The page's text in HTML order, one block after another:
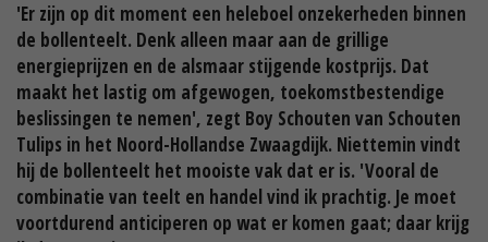
'Er zijn op dit moment een heleboel onzekerheden binnen
de bollenteelt. Denk alleen maar aan de grillige
energieprijzen en de alsmaar stijgende kostprijs. Dat
maakt het lastig om afgewogen, toekomstbestendige
beslissingen te nemen', zegt Boy Schouten van Schouten
Tulips in het Noord-Hollandse Zwaagdijk. Niettemin vindt
hij de bollenteelt het mooiste vak dat er is. 'Vooral de
combinatie van teelt en handel vind ik prachtig. Je moet
voortdurend anticiperen op wat er komen gaat; daar krijg